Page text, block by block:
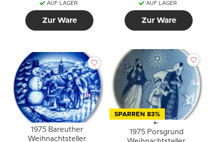
AUF LAGER
Zur Ware
AUF LAGER
Zur Ware
1975 Bareuther
Weihnachtsteller
SPARREN 83%
1975 Porsgrund